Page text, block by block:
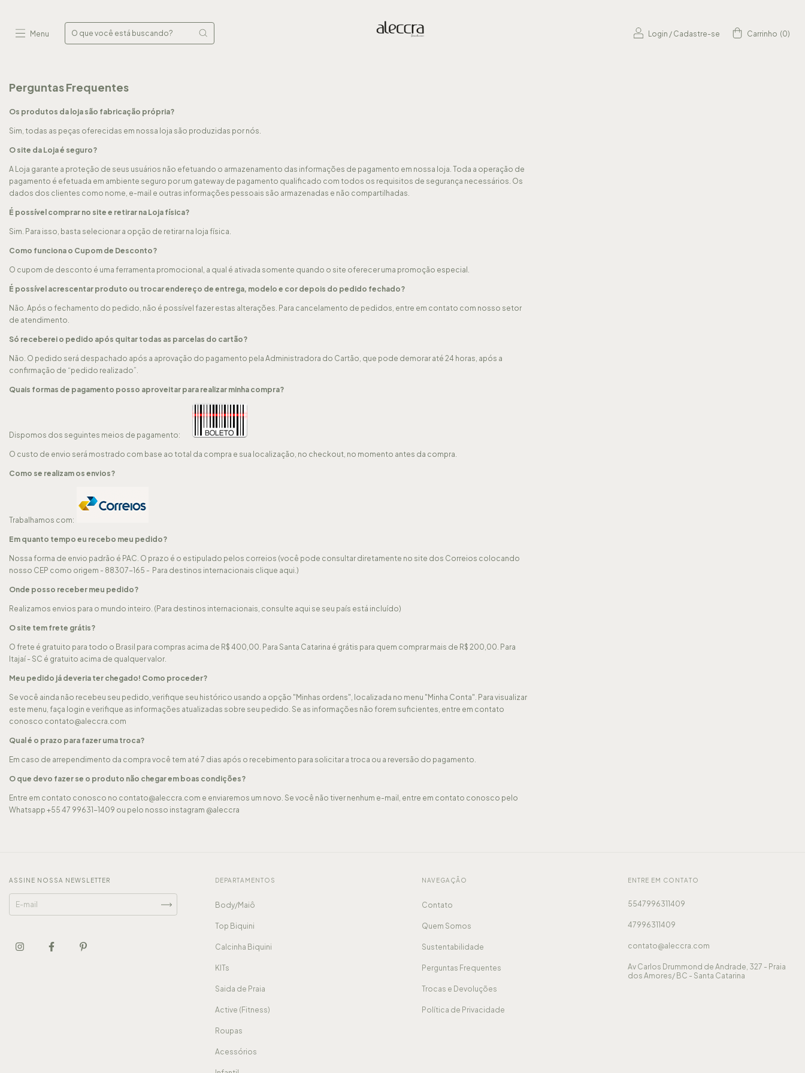
Menu Login / Cadastre-se Carrinho (0)
Perguntas Frequentes
Os produtos da loja são fabricação própria?
Sim, todas as peças oferecidas em nossa loja são produzidas por nós.
O site da Loja é seguro?
A Loja garante a proteção de seus usuários não efetuando o armazenamento das informações de pagamento em nossa loja. Toda a operação de
pagamento é efetuada em ambiente seguro por um gateway de pagamento qualificado com todos os requisitos de segurança necessários. Os
dados dos clientes como nome, e-mail e outras informações pessoais são armazenadas e não compartilhadas.
É possível comprar no site e retirar na Loja física?
Sim. Para isso, basta selecionar a opção de retirar na loja física.
Como funciona o Cupom de Desconto?
O cupom de desconto é uma ferramenta promocional, a qual é ativada somente quando o site oferecer uma promoção especial.
É possível acrescentar produto ou trocar endereço de entrega, modelo e cor depois do pedido fechado?
Não. Após o fechamento do pedido, não é possível fazer estas alterações. Para cancelamento de pedidos, entre em contato com nosso setor
de atendimento.
Só receberei o pedido após quitar todas as parcelas do cartão?
Não. O pedido será despachado após a aprovação do pagamento pela Administradora do Cartão, que pode demorar até 24 horas, após a
confirmação de “pedido realizado”.
Quais formas de pagamento posso aproveitar para realizar minha compra?
Dispomos dos seguintes meios de pagamento:
O custo de envio será mostrado com base ao total da compra e sua localização, no checkout, no momento antes da compra.
Como se realizam os envios?
Trabalhamos com:
Em quanto tempo eu recebo meu pedido?
Nossa forma de envio padrão é PAC. O prazo é o estipulado pelos correios (você pode consultar diretamente no site dos Correios colocando
nosso CEP como origem - 88307-165 - Para destinos internacionais clique aqui.)
Onde posso receber meu pedido?
Realizamos envios para o mundo inteiro. (Para destinos internacionais, consulte aqui se seu país está incluído)
O site tem frete grátis?
O frete é gratuito para todo o Brasil para compras acima de R$ 400,00. Para Santa Catarina é grátis para quem comprar mais de R$ 200,00. Para
Itajaí - SC é gratuito acima de qualquer valor.
Meu pedido já deveria ter chegado! Como proceder?
Se você ainda não recebeu seu pedido, verifique seu histórico usando a opção "Minhas ordens", localizada no menu "Minha Conta". Para visualizar
este menu, faça login e verifique as informações atualizadas sobre seu pedido. Se as informações não forem suficientes, entre em contato
conosco contato@aleccra.com
Qual é o prazo para fazer uma troca?
Em caso de arrependimento da compra você tem até 7 dias após o recebimento para solicitar a troca ou a reversão do pagamento.
O que devo fazer se o produto não chegar em boas condições?
Entre em contato conosco no contato@aleccra.com e enviaremos um novo. Se você não tiver nenhum e-mail, entre em contato conosco pelo
Whatsapp +55 47 99631-1409 ou pelo nosso instagram @aleccra
ASSINE NOSSA NEWSLETTER DEPARTAMENTOS
Body/Maiô
Top Biquini
Calcinha Biquini
KITs
Saida de Praia
Active (Fitness)
Roupas
Acessórios
NAVEGAÇÃO
Contato
Quem Somos
Sustentabilidade
Perguntas Frequentes
Trocas e Devoluções
Política de Privacidade
ENTRE EM CONTATO
5547996311409
47996311409
contato@aleccra.com
Av Carlos Drummond de Andrade, 327 - Praia
dos Amores/ BC - Santa Catarina